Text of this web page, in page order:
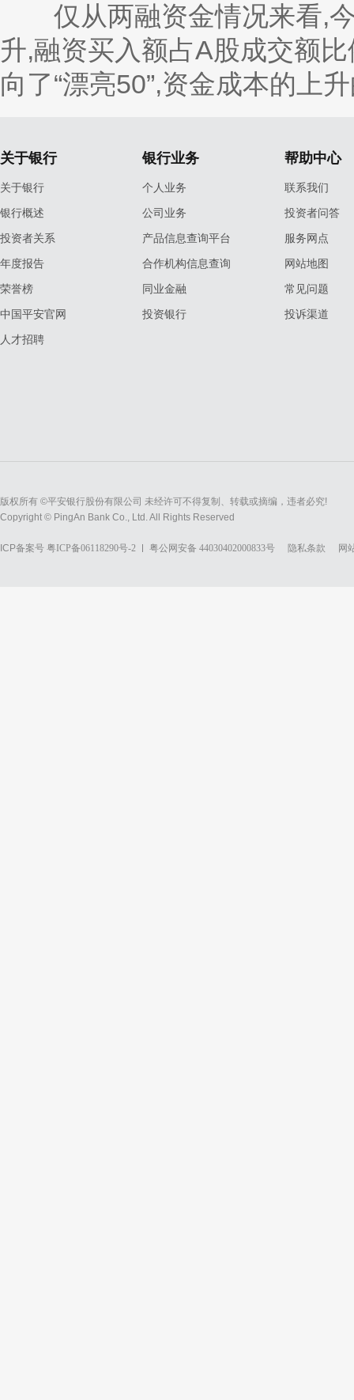
仅从两融资金情况来看,今
升,融资买入额占A股成交额
向了“漂亮50”,资金成本的上
关于银行
关于银行
银行概述
投资者关系
年度报告
荣誉榜
中国平安官网
人才招聘
银行业务
个人业务
公司业务
产品信息查询平台
合作机构信息查询
同业金融
投资银行
帮助中心
联系我们
投资者问答
服务网点
网站地图
常见问题
投诉渠道
版权所有 ©平安银行股份有限公司 未经许可不得复制、转载或摘编，违者必究!
Copyright © PingAn Bank Co., Ltd. All Rights Reserved
ICP备案号 粤ICP备06118290号-2 粤公网安备 44030402000833号 隐私条款 网